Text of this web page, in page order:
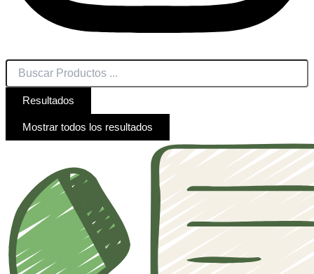
Resultados
Mostrar todos los resultados